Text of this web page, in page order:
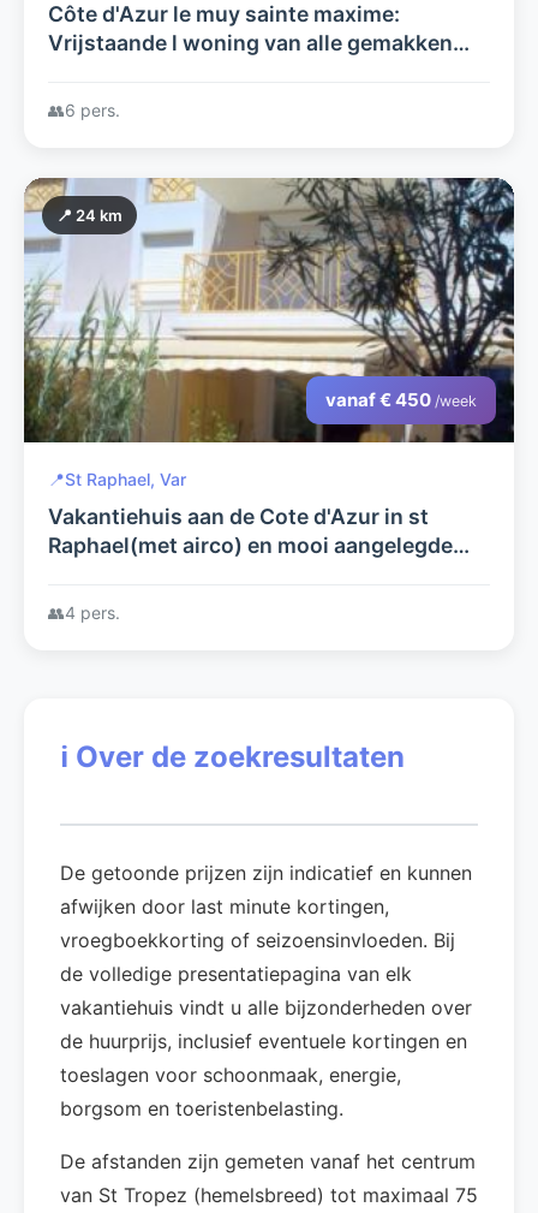
Côte d'Azur le muy sainte maxime:
Vrijstaande l woning van alle gemakken
prive zwembad en een prachtig uitzicht
👥6 pers.
📍 24 km
vanaf € 450 /week
📍St Raphael, Var
Vakantiehuis aan de Cote d'Azur in st
Raphael(met airco) en mooi aangelegde
in de Provence op een golfresort
👥4 pers.
ℹ️ Over de zoekresultaten
De getoonde prijzen zijn indicatief en kunnen
afwijken door last minute kortingen,
vroegboekkorting of seizoensinvloeden. Bij
de volledige presentatiepagina van elk
vakantiehuis vindt u alle bijzonderheden over
de huurprijs, inclusief eventuele kortingen en
toeslagen voor schoonmaak, energie,
borgsom en toeristenbelasting.
De afstanden zijn gemeten vanaf het centrum
van St Tropez (hemelsbreed) tot maximaal 75